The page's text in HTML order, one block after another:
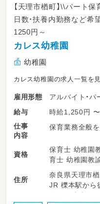
【天理市楢町】\\パート
日数・扶養内勤務など
1250円～
カレス幼稚園
幼稚園
カレス幼稚園の求人一覧を
雇用形態
アルバイト・パ
給与
時給1,250円
仕事
内容
保育業務全般
資格
保育士 幼稚園教諭第一種 幼稚園教諭第二種 保
育士 幼稚園
住所
奈良県天理市楢町544 万葉まほ
JR 櫟本駅から
停から徒歩約